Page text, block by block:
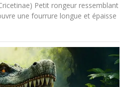
Petit rongeur ressemblant
une fourrure longue et épaisse